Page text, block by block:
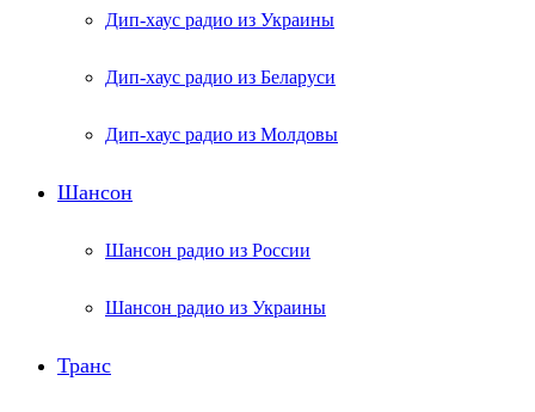
Дип-хаус радио из Украины
Дип-хаус радио из Беларуси
Дип-хаус радио из Молдовы
Шансон
Шансон радио из России
Шансон радио из Украины
Транс